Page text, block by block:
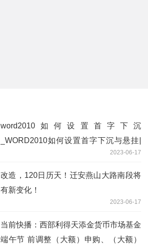
word2010如何设置首字下沉
_WORD2010如何设置首字下沉与悬挂|
2023-06-17
改造，120日历天！迁安燕山大路南段将
有新变化！​
2023-06-17
当前快播：西部利得天添金货币市场基金
端午节 前调整（大额）申购、（大额）